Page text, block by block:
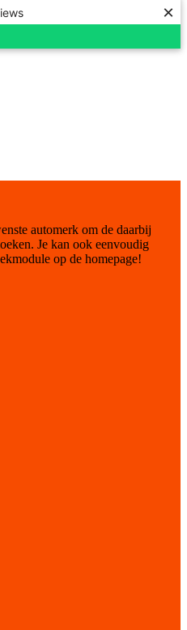
×
automerk om de daarbij
Je kan ook eenvoudig
op de homepage!